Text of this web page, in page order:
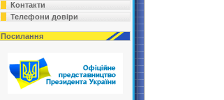
Контакти
Телефони довіри
Посилання